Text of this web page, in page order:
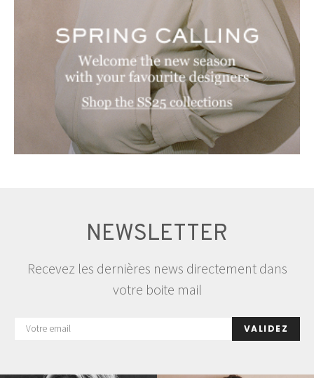
NEWSLETTER
Recevez les dernières news directement dans
votre boite mail
VALIDEZ